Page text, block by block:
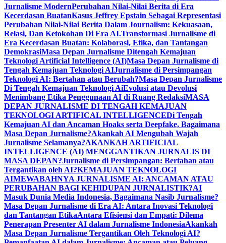
Jurnalisme ModernPerubahan Nilai-Nilai Berita di Era
Kecerdasan BuatanKasus Jeffrey Epstain Sebagai Representasi
Perubahan Nilai-Nilai Berita Dalam Journalism: Kekuasaan,
Relasi, Dan Ketokohan Di Era AI.Transformasi Jurnalisme di
Era Kecerdasan Buatan: Kolaborasi, Etika, dan Tantangan
DemokrasiMasa Depan Jurnalisme Ditengah Kemajuan
Teknologi Artificial Intelligence (AI)Masa Depan Jurnalisme di
Tengah Kemajuan Teknologi AIJurnalisme di Persimpangan
Teknologi AI: Bertahan atau Berubah?Masa Depan Jurnalisme
Di Tengah Kemajuan Teknologi AiEvolusi atau Devolusi
Menimbang Etika Penggunaan AI di Ruang RedaksiMASA
DEPAN JURNALISME DI TENGAH KEMAJUAN
TEKNOLOGI ARTIFICAL INTELLIGENCEDi Tengah
Kemajuan AI dan Ancaman Hoaks serta Deepfake, Bagaimana
Masa Depan Jurnalisme?Akankah AI Mengubah Wajah
Jurnalisme Selamanya?AKANKAH ARTIFICIAL
INTELLIGENCE (AI) MENGGANTIKAN JURNALIS DI
MASA DEPAN?Jurnalisme di Persimpangan: Bertahan atau
Tergantikan oleh AI?KEMAJUAN TEKNOLOGI
AIMEWABAHNYA JURNALISME AI: ANCAMAN ATAU
PERUBAHAN BAGI KEHIDUPAN JURNALISTIK?AI
Masuk Dunia Media Indonesia, Bagaimana Nasib Jurnalisme?
Masa Depan Jurnalisme di Era AI: Antara Inovasi Teknologi
dan Tantangan EtikaAntara Efisiensi dan Empati: Dilema
Penerapan Presenter AI dalam Jurnalisme IndonesiaAkankah
Masa Depan Jurnalisme Tergantikan Oleh Teknologi AI?